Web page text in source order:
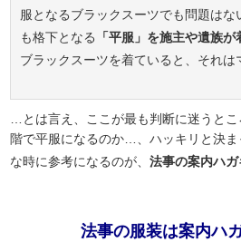
服となるブラックスーツでも問題はな
も格下となる
「平服」を施主や遺族が
ブラックスーツを着ていると、それは
…とは言え、ここが最も判断に迷うと
階で平服になるのか…、ハッキリと決
な時に参考になるのが、法事の案内ハガ
法事の服装は案内ハ